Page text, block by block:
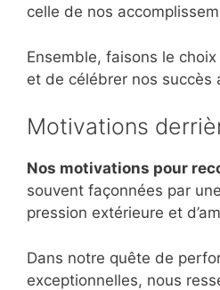
celle de nos
Ensemble, faisons le
et de célébrer nos succès
Motivations
Nos motivations pour
souvent façonnées par
pression extérieure et
Dans notre quête de
exceptionnelles, nous